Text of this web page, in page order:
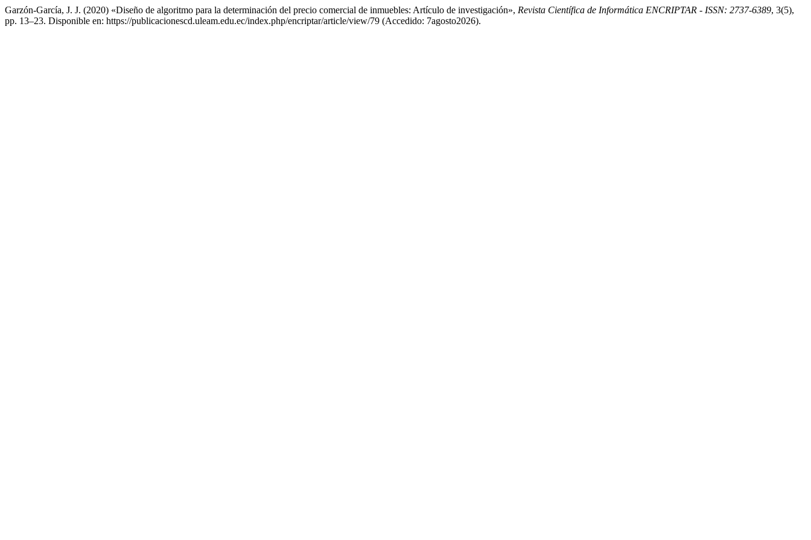
Garzón-García, J. J. (2020) «Diseño de algoritmo para la determinación del precio comercial de inmuebles: Artículo de investigación», Revista Científica de Informática ENCRIPTAR - ISSN: 2737-6389, 3(5),
pp. 13–23. Disponible en: https://publicacionescd.uleam.edu.ec/index.php/encriptar/article/view/79 (Accedido: 7agosto2026).